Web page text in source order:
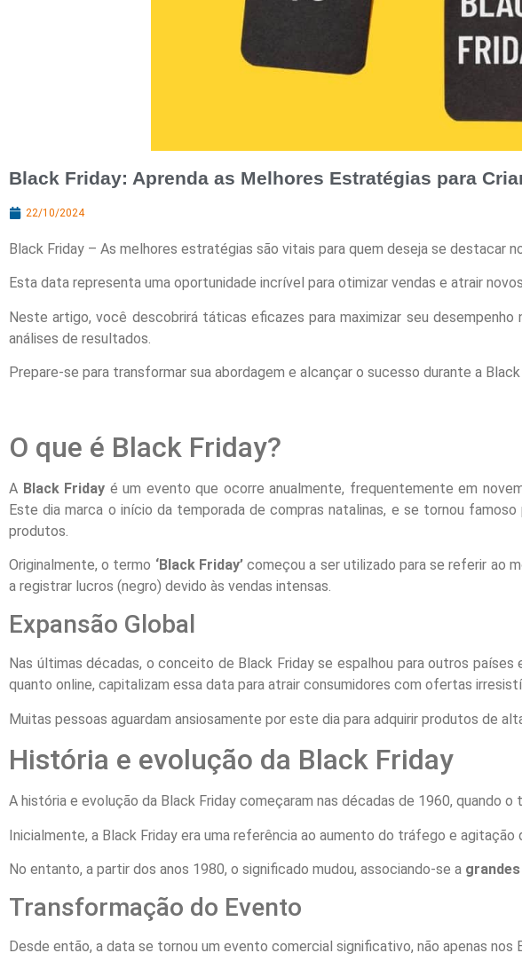
Black Friday: Aprenda as Melhores Estratégias para
22/10/2024
Black Friday – As melhores estratégias são vitais para quem deseja se destacar
Esta data representa uma oportunidade incrível para otimizar vendas e atrair
Neste artigo, você descobrirá táticas eficazes para maximizar seu
análises de resultados.
Prepare-se para transformar sua abordagem e alcançar o sucesso durante a Black
O que é Black Friday?
A Black Friday é um evento que ocorre anualmente, frequentemente em
Este dia marca o início da temporada de compras natalinas, e se tornou
produtos.
Originalmente, o termo ‘Black Friday’começou a ser utilizado para se referir ao
a registrar lucros (negro) devido às vendas intensas.
Expansão Global
Nas últimas décadas, o conceito de Black Friday se espalhou para outros
quanto online, capitalizam essa data para atrair consumidores com ofertas
Muitas pessoas aguardam ansiosamente por este dia para adquirir produtos de
História e evolução da Black Friday
A história e evolução da Black Friday começaram nas décadas de 1960, quando
Inicialmente, a Black Friday era uma referência ao aumento do tráfego e agitação
No entanto, a partir dos anos 1980, o significado mudou, associando-se a
Transformação do Evento
Desde então, a data se tornou um evento comercial significativo, não apenas